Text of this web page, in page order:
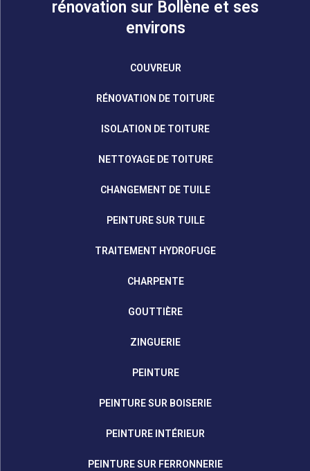
rénovation sur Bollène et ses
environs
COUVREUR
RÉNOVATION DE TOITURE
ISOLATION DE TOITURE
NETTOYAGE DE TOITURE
CHANGEMENT DE TUILE
PEINTURE SUR TUILE
TRAITEMENT HYDROFUGE
CHARPENTE
GOUTTIÈRE
ZINGUERIE
PEINTURE
PEINTURE SUR BOISERIE
PEINTURE INTÉRIEUR
PEINTURE SUR FERRONNERIE